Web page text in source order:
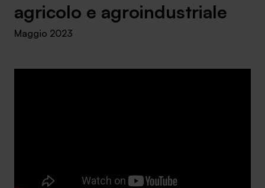
Chi siamo
agricolo e agroindustriale
Maggio 2023